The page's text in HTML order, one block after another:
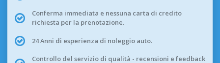
Conferma immediata e nessuna carta di credito
richiesta per la prenotazione.
24 Anni di esperienza di noleggio auto.
Controllo del servizio di qualità - recensioni e feedback